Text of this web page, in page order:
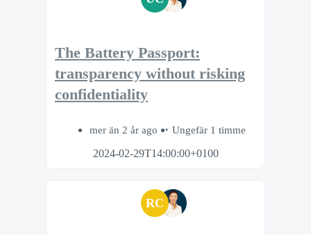
The Battery Passport:
transparency without risking
confidentiality
mer än 2 år ago
Ungefär 1 timme
2024-02-29T14:00:00+0100
RC